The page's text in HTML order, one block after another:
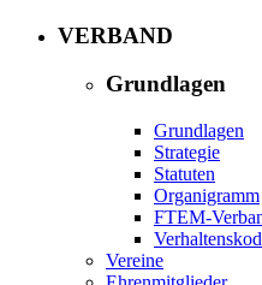
VERBAND
Grundlagen
Grundlagen
Strategie
Statuten
Organigramm
FTEM-
Vereine